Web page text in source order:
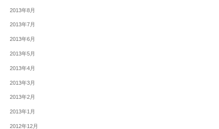
2013年8月
2013年7月
2013年6月
2013年5月
2013年4月
2013年3月
2013年2月
2013年1月
2012年12月